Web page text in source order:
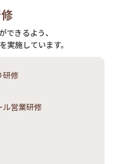
できるよう、
実施しています。
研修
営業研修